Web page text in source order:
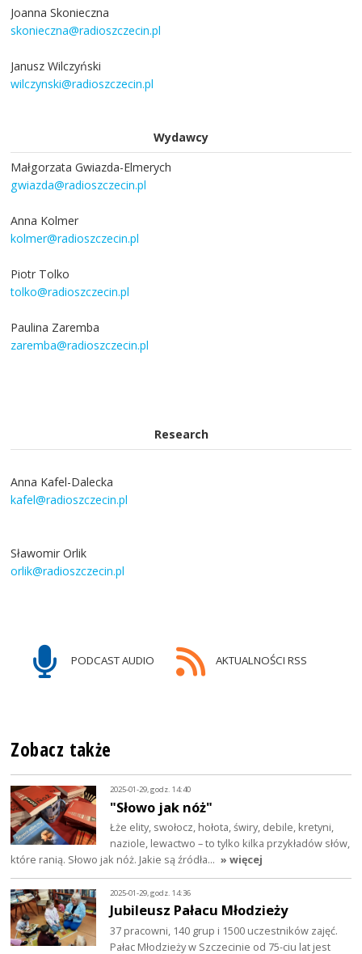
Joanna Skonieczna
skonieczna@radioszczecin.pl
Janusz Wilczyński
wilczynski@radioszczecin.pl
Wydawcy
Małgorzata Gwiazda-Elmerych
gwiazda@radioszczecin.pl
Anna Kolmer
kolmer@radioszczecin.pl
Piotr Tolko
tolko@radioszczecin.pl
Paulina Zaremba
zaremba@radioszczecin.pl
Research
Anna Kafel-Dalecka
kafel@radioszczecin.pl
Sławomir Orlik
orlik@radioszczecin.pl
PODCAST AUDIO AKTUALNOŚCI RSS
Zobacz także
2025-01-29, godz. 14:40
"Słowo jak nóż"
Łże elity, swołocz, hołota, świry, debile, kretyni,
naziole, lewactwo – to tylko kilka przykładów słów,
które ranią. Słowo jak nóż. Jakie są źródła… » więcej
2025-01-29, godz. 14:36
Jubileusz Pałacu Młodzieży
37 pracowni, 140 grup i 1500 uczestników zajęć.
Pałac Młodzieży w Szczecinie od 75-ciu lat jest